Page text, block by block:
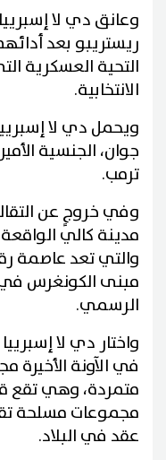
وعانق دي لا
ريستريبو بعد
التحية العسكرية
الانتخابية.
جوان، الجنسية
ترمب.
وفي خروجٍ عن
مدينة كالي
والتي تعد عاصمة
مبنى الكونغرس في
الرسمي.
واختار دي لا
في الآونة الأخيرة
متمردة، وهي تقع
مجموعات مسلحة
عقد في البلاد.